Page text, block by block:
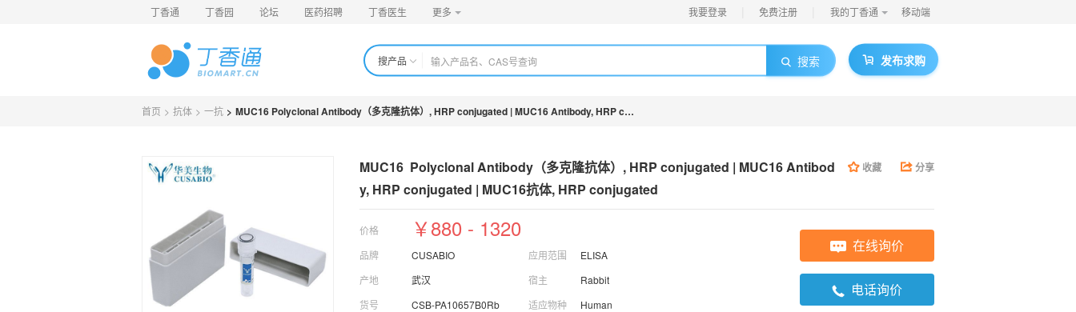
丁香通 丁香园 论坛 医药招聘 丁香医生 更多 我要登录 免费注册 我的丁香通 移动端
搜产品 搜索 发布求购
首页 > 抗体 > 一抗 > MUC16 Polyclonal Antibody（多克隆抗体）, HRP conjugated | MUC16 Antibody, HRP conjugated | MUC16抗体, HRP conjugated
MUC16  Polyclonal Antibody（多克隆抗体）, HRP conjugated | MUC16 Antibod
y, HRP conjugated | MUC16抗体, HRP conjugated
收藏 分享
价格 ￥880 - 1320
品牌
CUSABIO
产地
武汉
货号
CSB-PA10657B0Rb
应用范围
ELISA
宿主
Rabbit
适应物种
Human
在线询价
电话询价